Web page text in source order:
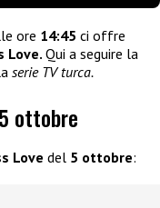
ore 14:45 ci offre
Love. Qui a seguire la
serie TV turca.
ottobre
Love del 5 ottobre: